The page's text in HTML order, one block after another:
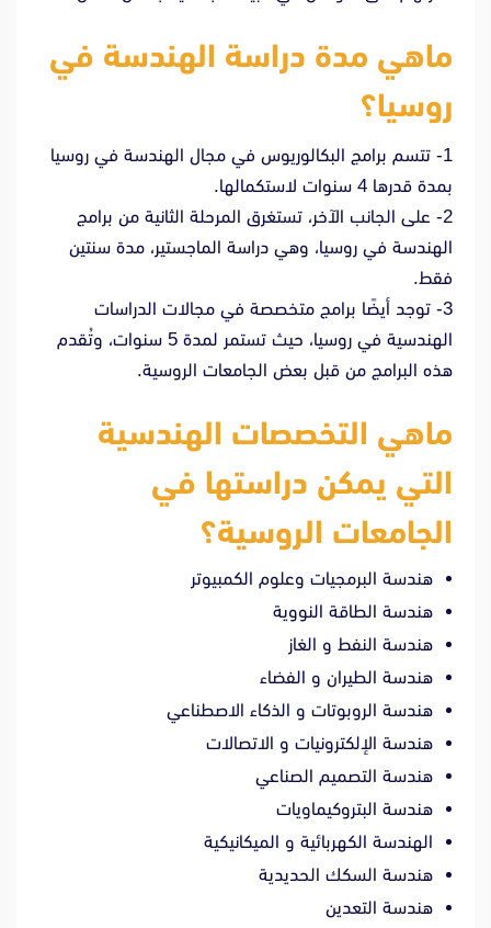
ماهي مدة دراسة الهندسة في
روسيا؟
1- تتسم برامج البكالوريوس في مجال الهندسة في روسيا
بمدة قدرها 4 سنوات لاستكمالها.
2- على الجانب الآخر، تستغرق المرحلة الثانية من برامج
الهندسة في روسيا، وهي دراسة الماجستير، مدة سنتين
فقط.
3- توجد أيضًا برامج متخصصة في مجالات الدراسات
الهندسية في روسيا، حيث تستمر لمدة 5 سنوات، وتُقدم
هذه البرامج من قبل بعض الجامعات الروسية.
ماهي التخصصات الهندسية
التي يمكن دراستها في
الجامعات الروسية؟
هندسة البرمجيات وعلوم الكمبيوتر
هندسة الطاقة النووية
هندسة النفط و الغاز
هندسة الطيران و الفضاء
هندسة الروبوتات و الذكاء الاصطناعي
هندسة الإلكترونيات و الاتصالات
هندسة التصميم الصناعي
هندسة البتروكيماويات
الهندسة الكهربائية و الميكانيكية
هندسة السكك الحديدية
هندسة التعدين